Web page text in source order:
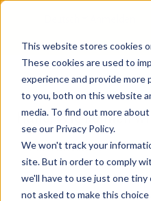
This website stores cookies
These cookies are used to
experience and provide more
to you, both on this website
media. To find out more
see our Privacy Policy.
We won't track your
site. But in order to comply
we'll have to use just one
not asked to make this choice
Hallo. Wie können
Es gibt keine Vorschläge, da